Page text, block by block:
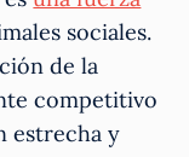
sociales.
de la
competitivo
estrecha y